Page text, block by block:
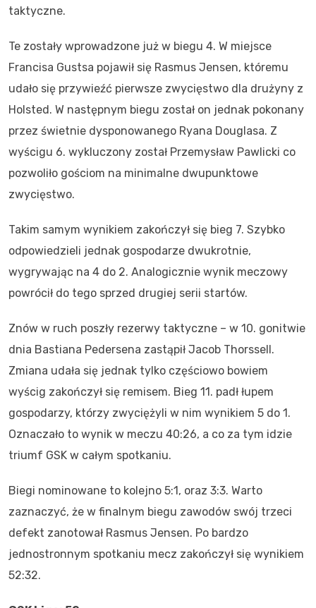
taktyczne.
Te zostały wprowadzone już w biegu 4. W miejsce
Francisa Gustsa pojawił się Rasmus Jensen, któremu
udało się przywieźć pierwsze zwycięstwo dla drużyny z
Holsted. W następnym biegu został on jednak pokonany
przez świetnie dysponowanego Ryana Douglasa. Z
wyścigu 6. wykluczony został Przemysław Pawlicki co
pozwoliło gościom na minimalne dwupunktowe
zwycięstwo.
Takim samym wynikiem zakończył się bieg 7. Szybko
odpowiedzieli jednak gospodarze dwukrotnie,
wygrywając na 4 do 2. Analogicznie wynik meczowy
powrócił do tego sprzed drugiej serii startów.
Znów w ruch poszły rezerwy taktyczne – w 10. gonitwie
dnia Bastiana Pedersena zastąpił Jacob Thorssell.
Zmiana udała się jednak tylko częściowo bowiem
wyścig zakończył się remisem. Bieg 11. padł łupem
gospodarzy, którzy zwyciężyli w nim wynikiem 5 do 1.
Oznaczało to wynik w meczu 40:26, a co za tym idzie
triumf GSK w całym spotkaniu.
Biegi nominowane to kolejno 5:1, oraz 3:3. Warto
zaznaczyć, że w finalnym biegu zawodów swój trzeci
defekt zanotował Rasmus Jensen. Po bardzo
jednostronnym spotkaniu mecz zakończył się wynikiem
52:32.